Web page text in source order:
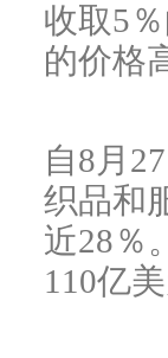
收取5
的价格
自8月
织品和
近28％
110亿